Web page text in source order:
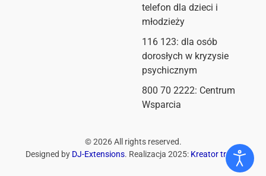
telefon dla dzieci i
młodzieży
116 123: dla osób
dorosłych w kryzysie
psychicznym
800 70 2222: Centrum
Wsparcia
©2026All rights reserved.
Designed by DJ-Extensions. Realizacja 2025: Kreator treści